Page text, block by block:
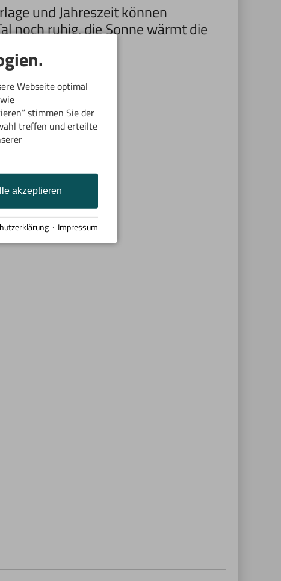
und Jahreszeit können
noch ruhig, die Sonne wärmt die
Webseite optimal
stimmen Sie der
treffen und erteilte
akzeptieren
· Impressum